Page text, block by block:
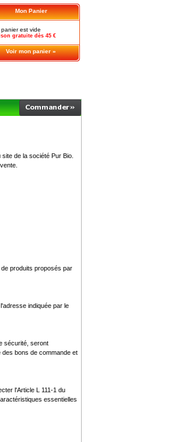
Mon Panier
panier est vide
gratuite dès 45 €
Voir mon panier »
de la société Pur Bio.
produits proposés par
indiquée par le
sécurité, seront
bons de commande et
l'Article L 111-1 du
essentielles